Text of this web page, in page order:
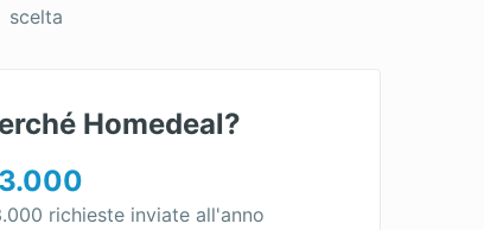
scelta
Homedeal?
richieste inviate all'anno